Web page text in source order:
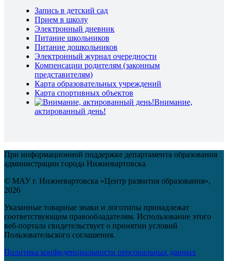
Запись в детский сад
Прием в школу
Электронный дневник
Питание школьников
Питание дошкольников
Электронный журнал очередности
Компенсации родителям (законным
представителям)
Карта образовательных учреждений
Карта спортивных объектов
Внимание,
актированный день!
При информационной поддержке департамента образования
администрации города Нижневартовска
© МАУ г. Нижневартовска «Центр развития образования»,
2026
Указанные товарные знаки и логотипы принадлежат
соответствующим правообладателям. Использование этого
веб-портала свидетельствует о принятии условий
Пользовательского соглашения.
Политика конфиденциальности персональных данных